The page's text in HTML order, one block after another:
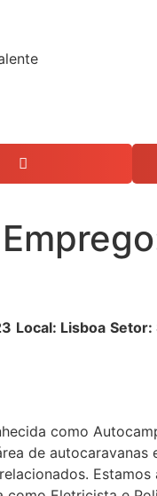
Local: Lisboa Setor:
como
de autocaravanas